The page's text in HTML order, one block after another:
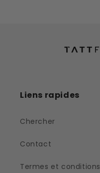
Liens rapides
Chercher
Contact
Termes et conditions